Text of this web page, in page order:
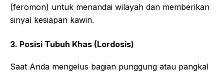
(feromon) untuk menandai wilayah dan memberikan
sinyal kesiapan kawin.
3. Posisi Tubuh Khas (Lordosis)
Saat Anda mengelus bagian punggung atau pangkal